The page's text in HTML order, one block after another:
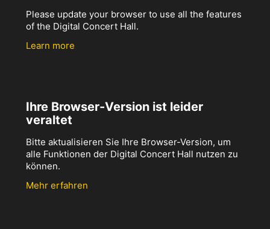
Please update your browser to use all the features
of the Digital Concert Hall.
Learn more
Ihre Browser-Version ist leider
veraltet
Bitte aktualisieren Sie Ihre Browser-Version, um
alle Funktionen der Digital Concert Hall nutzen zu
können.
Mehr erfahren